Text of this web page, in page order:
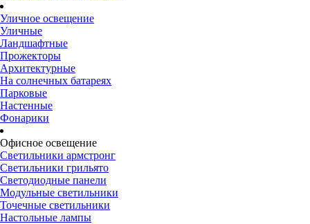
Уличное освещение
Уличные
Ландшафтные
Прожекторы
Архитектурные
На солнечных батареях
Парковые
Настенные
Фонарики
Офисное освещение
Светильники армстронг
Светильники грильято
Светодиодные панели
Модульные светильники
Точечные светильники
Настольные лампы